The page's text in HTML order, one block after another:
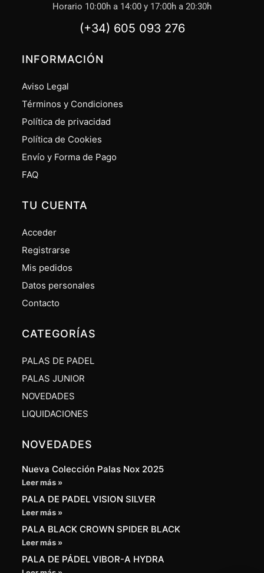
Horario 10:00h a 14:00 y 17:00h a 20:30h
(+34) 605 093 276
INFORMACIÓN
Aviso Legal
Términos y Condiciones
Política de privacidad
Política de Cookies
Envío y Forma de Pago
FAQ
TU CUENTA
Acceder
Registrarse
Mis pedidos
Datos personales
Contacto
CATEGORÍAS
PALAS DE PADEL
PALAS JUNIOR
NOVEDADES
LIQUIDACIONES
NOVEDADES
Nueva Colección Palas Nox 2025
Leer más »
PALA DE PADEL VISION SILVER
Leer más »
PALA BLACK CROWN SPIDER BLACK
Leer más »
PALA DE PÁDEL VIBOR-A HYDRA